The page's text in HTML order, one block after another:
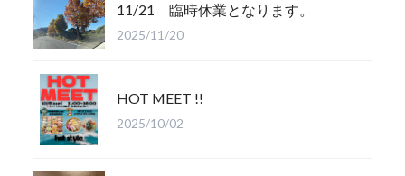
11/21 臨時休業となります。
2025/11/20
HOT MEET !!
2025/10/02